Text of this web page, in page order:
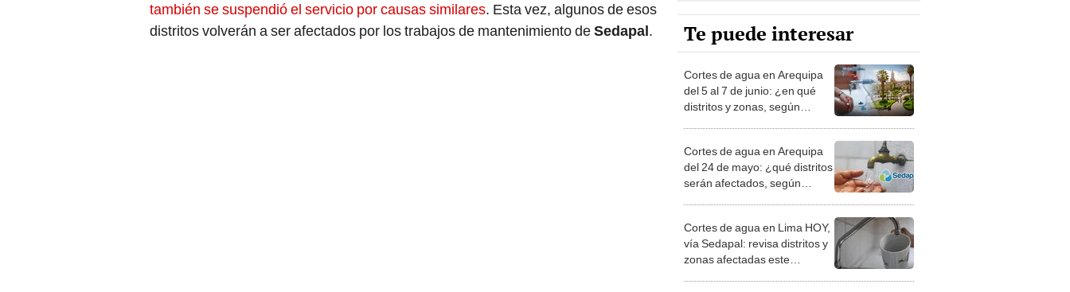
también se suspendió el servicio por causas similares. Esta vez, algunos de esos
distritos volverán a ser afectados por los trabajos de mantenimiento deSedapal. Te puede interesar
Cortes de agua en Arequipa
del 5 al 7 de junio: ¿en qué
distritos y zonas, según
Cortes de agua en Arequipa
del 24 de mayo: ¿qué distritos
serán afectados, según
Cortes de agua en Lima HOY,
vía Sedapal: revisa distritos y
zonas afectadas este